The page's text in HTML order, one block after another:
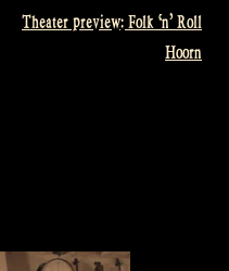
Theater preview: Folk ‘n’ Roll
Hoorn